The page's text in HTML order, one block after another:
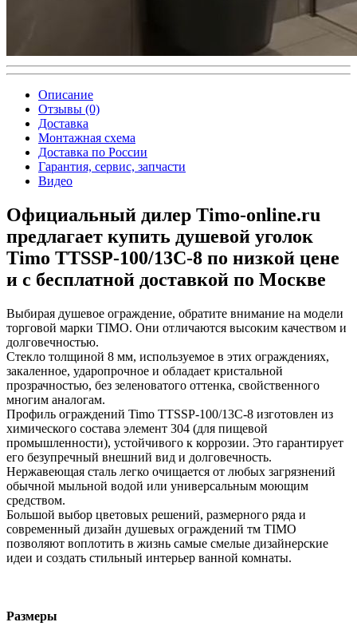
Описание
Отзывы (0)
Доставка
Монтажная схема
Доставка по России
Гарантия, сервис, запчасти
Видео
Официальный дилер Timo-online.ru
предлагает купить душевой уголок
Timo TTSSP-100/13C-8 по низкой цене
и с бесплатной доставкой по Москве
Выбирая душевое ограждение, обратите внимание на модели
торговой марки TIMO. Они отличаются высоким качеством и
долговечностью.
Стекло толщиной 8 мм, используемое в этих ограждениях,
закаленное, ударопрочное и обладает кристальной
прозрачностью, без зеленоватого оттенка, свойственного
многим аналогам.
Профиль ограждений Timo TTSSP-100/13C-8 изготовлен из
химического состава элемент 304 (для пищевой
промышленности), устойчивого к коррозии. Это гарантирует
его безупречный внешний вид и долговечность.
Нержавеющая сталь легко очищается от любых загрязнений
обычной мыльной водой или универсальным моющим
средством.
Большой выбор цветовых решений, размерного ряда и
современный дизайн душевых ограждений тм TIMO
позволяют воплотить в жизнь самые смелые дизайнерские
идеи и создать стильный интерьер ванной комнаты.
Размеры